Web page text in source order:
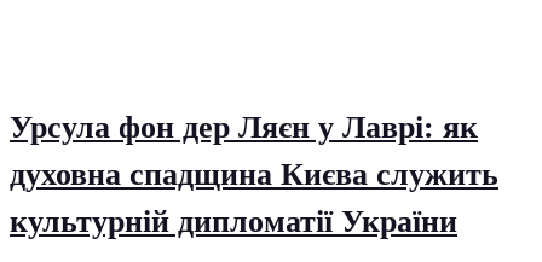
Урсула фон дер Ляєн у Лаврі: як
духовна спадщина Києва служить
культурній дипломатії України